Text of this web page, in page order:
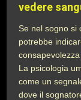
vedere
Se nel sogno si
potrebbe
La psicologia
come un
dove il